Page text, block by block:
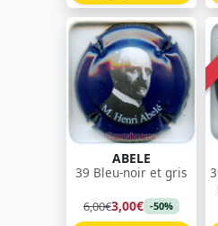
ABELE
39 Bleu-noir et gris
6,00€3,00€ -50%